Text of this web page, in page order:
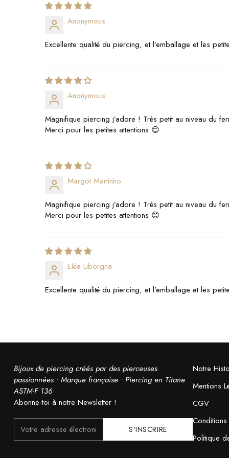
Anonymous
Excellente qualité du piercing, et l’emballage et les
Anonymous
Magnifique piercing j’adore ! Très petit au niveau du
Merci pour les petites attentions 😊
Margot Martinho
Magnifique piercing j’adore ! Très petit au niveau du
Merci pour les petites attentions 😊
Eléa Liborgna
Excellente qualité du piercing, et l’emballage et les
Bijoux de piercing créés par des pierceuses
passionnées • Marque française • Piercing en Titane
ASTM-F 136
Abonne-toi à notre Newsletter !
adresse
S'INSCRIRE
Notre
Mentions
CGV
Politique